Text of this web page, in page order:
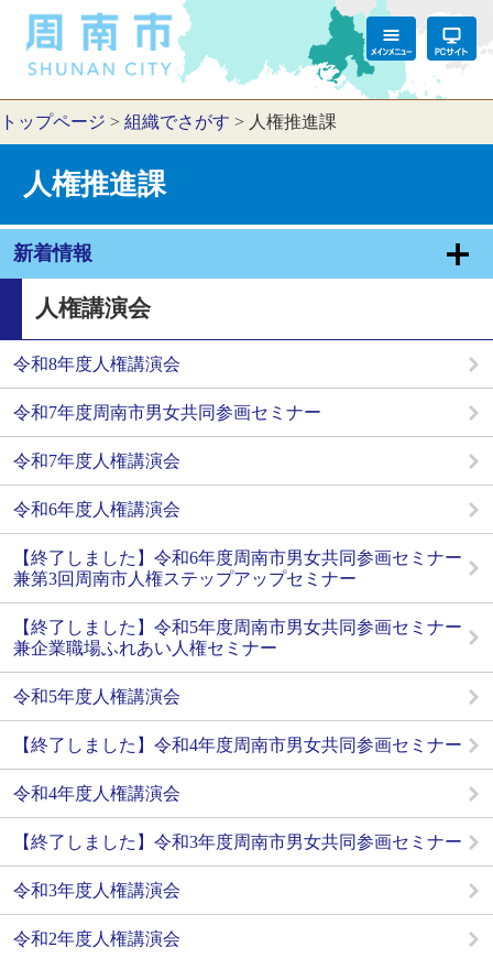
トップページ > 組織でさがす > 人権推進課
人権推進課
新着情報
人権講演会
令和8年度人権講演会
令和7年度周南市男女共同参画セミナー
令和7年度人権講演会
令和6年度人権講演会
【終了しました】令和6年度周南市男女共同参画セミナー
兼第3回周南市人権ステップアップセミナー
【終了しました】令和5年度周南市男女共同参画セミナー
兼企業職場ふれあい人権セミナー
令和5年度人権講演会
【終了しました】令和4年度周南市男女共同参画セミナー
令和4年度人権講演会
【終了しました】令和3年度周南市男女共同参画セミナー
令和3年度人権講演会
令和2年度人権講演会